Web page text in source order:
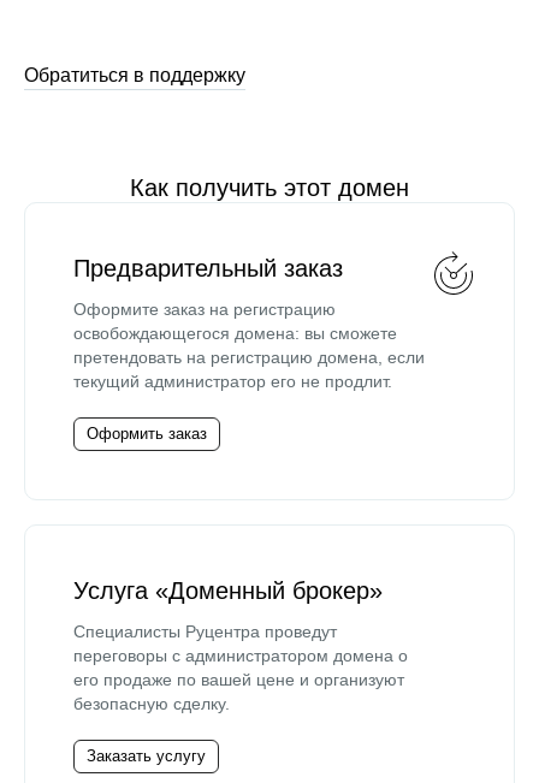
Обратиться в поддержку
Как получить этот домен
Предварительный заказ
Оформите заказ на регистрацию
освобождающегося домена: вы сможете
претендовать на регистрацию домена, если
текущий администратор его не продлит.
Оформить заказ
Услуга «Доменный брокер»
Специалисты Руцентра проведут
переговоры с администратором домена о
его продаже по вашей цене и организуют
безопасную сделку.
Заказать услугу